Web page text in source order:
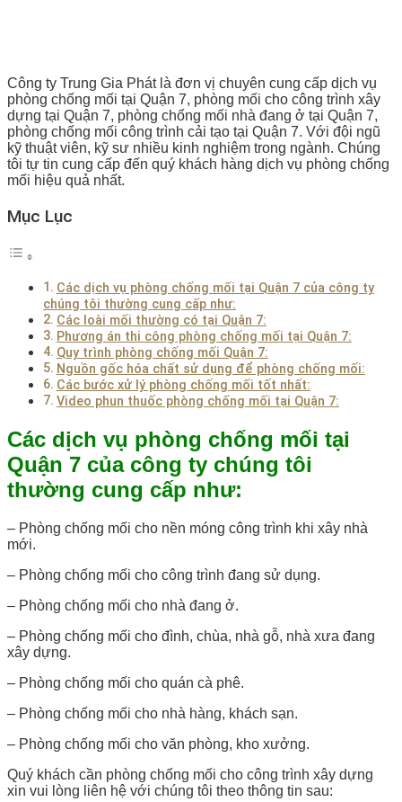
Công ty Trung Gia Phát là đơn vị chuyên cung cấp dịch vụ
phòng chống mối tại Quận 7, phòng mối cho công trình xây
dựng tại Quận 7, phòng chống mối nhà đang ở tại Quận 7,
phòng chống mối công trình cải tạo tại Quận 7. Với đội ngũ
kỹ thuật viên, kỹ sư nhiều kinh nghiệm trong ngành. Chúng
tôi tự tin cung cấp đến quý khách hàng dịch vụ phòng chống
mối hiệu quả nhất.
Mục Lục
Các dịch vụ phòng chống mối tại Quận 7 của công ty
chúng tôi thường cung cấp như:
Các loài mối thường có tại Quận 7:
Phương án thi công phòng chống mối tại Quận 7:
Quy trình phòng chống mối Quận 7:
Nguồn gốc hóa chất sử dụng để phòng chống mối:
Các bước xử lý phòng chống mối tốt nhất:
Video phun thuốc phòng chống mối tại Quận 7:
Các dịch vụ phòng chống mối tại
Quận 7 của công ty chúng tôi
thường cung cấp như:
– Phòng chống mối cho nền móng công trình khi xây nhà
mới.
– Phòng chống mối cho công trình đang sử dụng.
– Phòng chống mối cho nhà đang ở.
– Phòng chống mối cho đình, chùa, nhà gỗ, nhà xưa đang
xây dựng.
– Phòng chống mối cho quán cà phê.
– Phòng chống mối cho nhà hàng, khách sạn.
– Phòng chống mối cho văn phòng, kho xưởng.
Quý khách cần phòng chống mối cho công trình xây dựng
xin vui lòng liên hệ với chúng tôi theo thông tin sau: